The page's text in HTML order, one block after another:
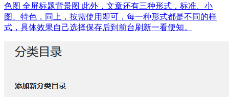
色图 全屏标题背景图 此外，文章还有三种形式，标准、小
图、特色，同上，按需使用即可，每一种形式都是不同的样
式，具体效果自己选择保存后到前台刷新一看便知。